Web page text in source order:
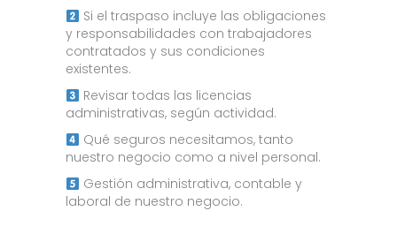
Si el traspaso incluye las obligaciones
y responsabilidades con trabajadores
contratados y sus condiciones
existentes.
Revisar todas las licencias
administrativas, según actividad.
Qué seguros necesitamos, tanto
nuestro negocio como a nivel personal.
Gestión administrativa, contable y
laboral de nuestro negocio.